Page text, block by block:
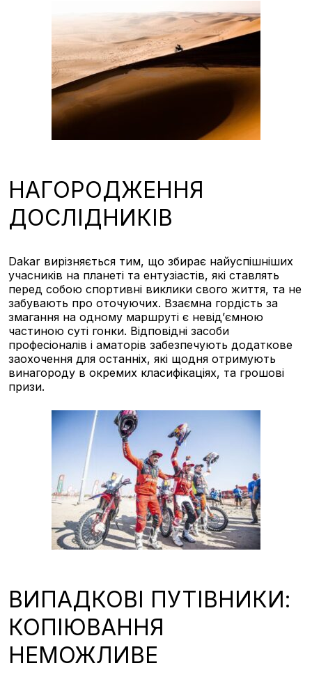
НАГОРОДЖЕННЯ
ДОСЛІДНИКІВ
Dakar вирізняється тим, що збирає найуспішніших
учасників на планеті та ентузіастів, які ставлять
перед собою спортивні виклики свого життя, та не
забувають про оточуючих. Взаємна гордість за
змагання на одному маршруті є невід’ємною
частиною суті гонки. Відповідні засоби
професіоналів і аматорів забезпечують додаткове
заохочення для останніх, які щодня отримують
винагороду в окремих класифікаціях, та грошові
призи.
ВИПАДКОВІ ПУТІВНИКИ:
КОПІЮВАННЯ
НЕМОЖЛИВЕ